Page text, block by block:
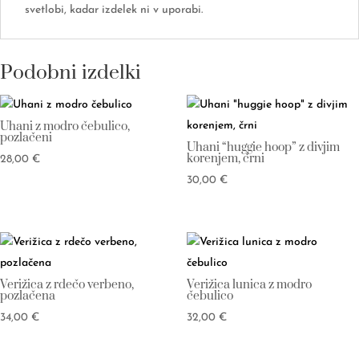
svetlobi, kadar izdelek ni v uporabi.
Podobni izdelki
Uhani z modro čebulico,
pozlačeni
28,00 €
Uhani “huggie hoop” z divjim
korenjem, črni
30,00 €
Verižica z rdečo verbeno,
pozlačena
34,00 €
Verižica lunica z modro
čebulico
32,00 €